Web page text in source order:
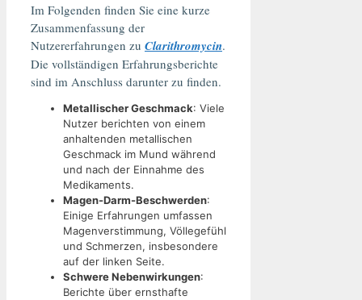
Im Folgenden finden Sie eine kurze
Zusammenfassung der
Nutzererfahrungen zu Clarithromycin.
Die vollständigen Erfahrungsberichte
sind im Anschluss darunter zu finden.
Metallischer Geschmack: Viele
Nutzer berichten von einem
anhaltenden metallischen
Geschmack im Mund während
und nach der Einnahme des
Medikaments.
Magen-Darm-Beschwerden:
Einige Erfahrungen umfassen
Magenverstimmung, Völlegefühl
und Schmerzen, insbesondere
auf der linken Seite.
Schwere Nebenwirkungen:
Berichte über ernsthafte